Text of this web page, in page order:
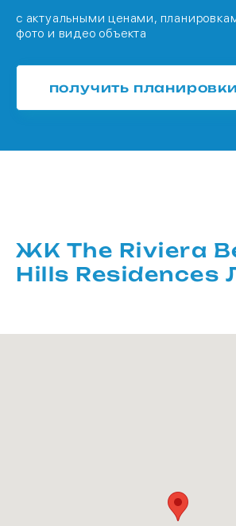
с актуальными ценами,
фото и видео объекта
получить
ЖК The Riviera
Hills Residences